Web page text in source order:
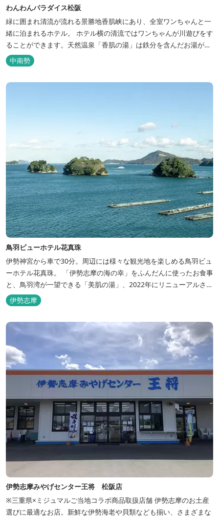
わんわんパラダイス松阪
緑に囲まれ清流が流れる景勝地香肌峡にあり、全室ワンちゃんと一
緒に泊まれるホテル。 ホテル横の清流ではワンちゃんが川遊びをす
ることができます。天然温泉「香肌の湯」は鉄分を含んだお湯が特
徴。 松阪の観光情報は、松阪観光インフォメーションサイト ワク
ワク松阪 へ。
中南勢
鳥羽ビューホテル花真珠
伊勢神宮から車で30分。周辺には様々な観光地を楽しめる鳥羽ビュ
ーホテル花真珠。 「伊勢志摩の海の幸」をふんだんに使ったお食事
と、鳥羽湾が一望できる「美肌の湯」、2022年にリニューアルされ
た客室で、五感から体と心を癒やします。 【お部屋】 近年リニュ
ーアルした過ごしやすいお部屋で、親子3世代で楽しめるお部屋に
き、日頃の疲...
伊勢志摩
伊勢志摩みやげセンター王将 松阪店
※三重県×ミジュマルご当地コラボ商品取扱店舗 伊勢志摩のお土産
選びに最適なお店。新鮮な伊勢海老や貝類なども揃い、さまざまな